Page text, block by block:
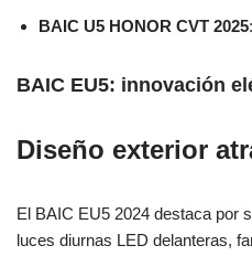
BAIC U5 HONOR CVT 2025
BAIC EU5: innovación
Diseño exterior
El BAIC EU5 2024 destaca por
luces diurnas LED delanteras,